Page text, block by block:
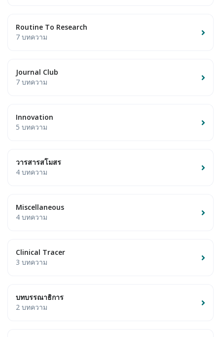
Routine To Research
7 บทความ
Journal Club
7 บทความ
Innovation
5 บทความ
วารสารสโมสร
4 บทความ
Miscellaneous
4 บทความ
Clinical Tracer
3 บทความ
บทบรรณาธิการ
2 บทความ